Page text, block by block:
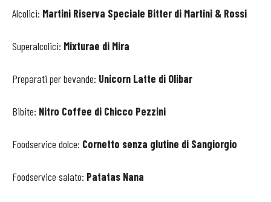
Alcolici: Martini Riserva Speciale Bitter di Martini & Rossi
Superalcolici: Mixturae di Mira
Preparati per bevande: Unicorn Latte di Olibar
Bibite: Nitro Coffee di Chicco Pezzini
Foodservice dolce: Cornetto senza glutine di Sangiorgio
Foodservice salato: Patatas Nana